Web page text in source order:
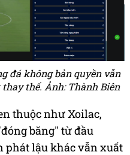
đá không bản quyền vẫn
thế. Ảnh: Thành Biên
thuộc như Xoilac,
băng" từ đầu
phát lậu khác vẫn xuất